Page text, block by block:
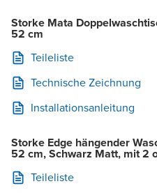
Storke Mata
52 cm
Teileliste
Technische Zeichnung
Installationsanleitung
Storke Edge hängender
52 cm, Schwarz Matt, mit 2
Teileliste